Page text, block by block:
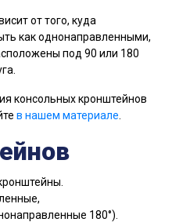
от того, куда
как однонаправленными,
под 90 или 180
консольных кронштейнов
в нашем материале
180°).